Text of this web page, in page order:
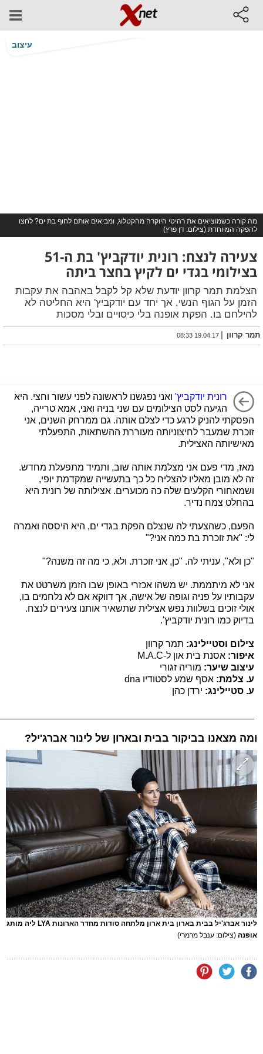
עיצוב
מה קורה כשמוציאים את רהיטי היוקרה מהקטלוג, ומביאים אותם לחוף בת ים? לחצו
להפקה המיוחדת (צילום: דן פרץ)
צעירה לנצח: רונית יודקביץ' בת ה-51
בצילומי בגדי ים לקיץ בחצר ביתה
הצלמת תמר קרוון יודעת שלא קל לקבל באהבה את עקבות
הזמן על הגוף הנשי, אך יחד עם יודקביץ' היא החליטה לא
להילחם בו. הפקת אופנה בלי כיסויים ובלי מסכות
תמר קרוון |
19.04.17 08:33
רונית יודקביץ'ואני נפגשנו לראשונה לפני עשור וחצי. היא
הגיעה לסט הצילומים עם שני בניה ואני, אמא טרייה,
הפסקתי להניק לרגע כדי לצלם אותה. גם ממרחק השנים, אני
זוכרת שמעבר לחיצוניותה מעוררת ההשתאות, התפעלתי
מאישיותה האצילית.
מאז, מדי פעם אני מצלמת אותה שוב, ותמיד מתפעלת מחדש.
זה לא מובן מאליו להצליח כל כך בתעשייה שמקדמת יופי,
ושמאחורי הקלעים שלה כה מכוערים. אצילותה של רונית היא
בהחלט צמח נדיר.
הפעם, כשהצעתי לה שנצלם הפקת בגדי ים, היא היססה ואמרה
לי: "את זוכרת בת כמה אני?"
"כן ולא", עניתי לה. "כן, אני זוכרת. ולא, כי מה זה משנה?"
אני לא מיתממת. יש משהו אכזרי באופן שבו הזמן משרטט את
עקבותיו על פניה וגופה של אישה, אך דווקא אם לא נלחמים בו,
אולי זוכים בשלוות נפש אצילית שתשאיר אותנו צעירים לנצח.
בדיוק כמו רונית יודקביץ'.
צילום וסטיילינג: תמר קרוון
איפור‪:‬ אסנת בית און ל-M‪.A.C‬
עיצוב שיער: מוריה זגורי
ע. צלמת: אסף שמע לסטודיו dna
ע. סטיילינג: ירדן כהן
ומה מצאנו בביקור בבית ובארון של לינור אברג'יל?
לינור אברג'יל בבית בארון בית ארון מלתחה סודות מחדר הארונות LYA ליה מותג
אופנה (צילום: ענבל מרמרי)